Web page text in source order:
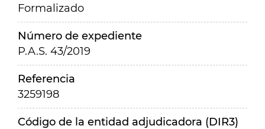
Formalizado
Número de expediente
P.A.S. 43/2019
Referencia
3259198
Código de la entidad adjudicadora (DIR3)